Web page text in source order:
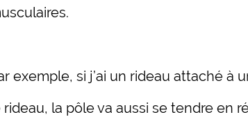
exemple, si j’ai un rideau attaché à
rideau, la pôle va aussi se tendre en